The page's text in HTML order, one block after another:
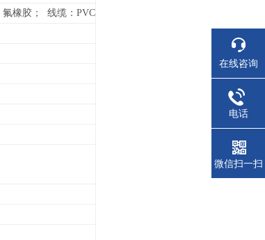
氟橡胶； 线缆：PVC
在线咨询
电话
微信扫一扫